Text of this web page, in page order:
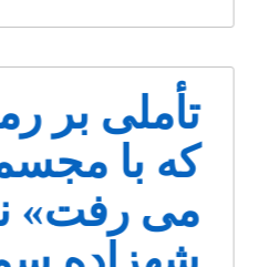
تأملی بر
که با
می رفت»